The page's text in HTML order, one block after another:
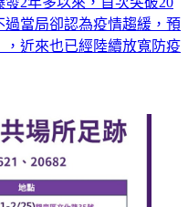
當局卻認為疫情趨緩，預
近來也已經陸續放寬防疫